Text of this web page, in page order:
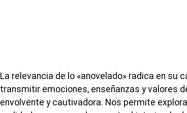
La relevancia de lo «anovelado» radica en su
transmitir emociones, enseñanzas y valores
envolvente y cautivadora. Nos permite